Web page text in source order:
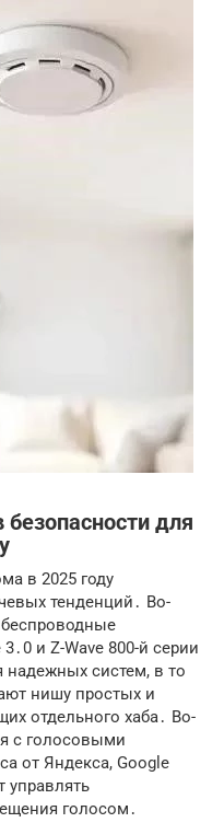
для
в 2025 году
тенденций․ Во-
и Z-Wave 800-й серии
надежных систем, в то
нишу простых и
отдельного хаба․ Во-
с голосовыми
от Яндекса, Google
управлять
голосом․